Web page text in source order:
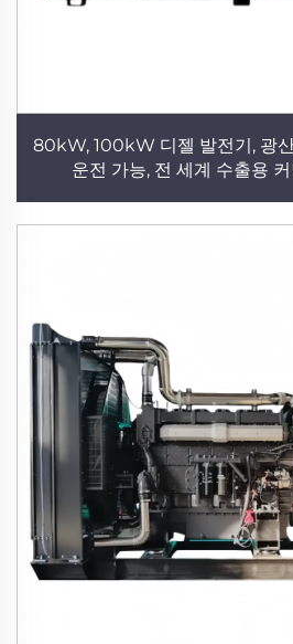
80kW, 100kW 디젤 발전기, 광
운전 가능, 전 세계 수출용